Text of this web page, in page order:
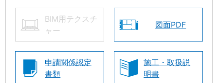
BIM用テクスチ
ャー
図面PDF
申請関係認定
書類
施工・取扱説
明書